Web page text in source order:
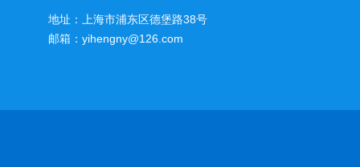
地址：上海市浦东区德堡路38号
邮箱：yihengny@126.com